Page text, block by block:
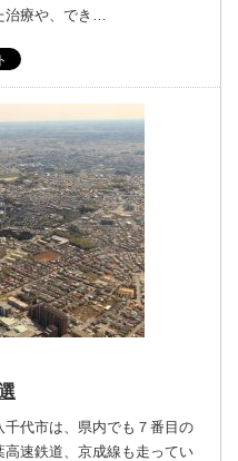
治療や、でき…
代市は、県内でも７番目の
速鉄道、京成線も走ってい